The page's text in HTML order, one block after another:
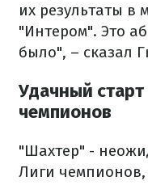
их результаты в
"Интером". Это
было", – сказал
Удачный
чемпионов
"Шахтер" -
Лиги